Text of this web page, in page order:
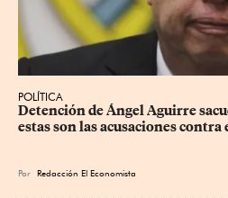
POLÍTICA
Detención de Ángel Aguirre
estas son las acusaciones
Por Redacción El Economista